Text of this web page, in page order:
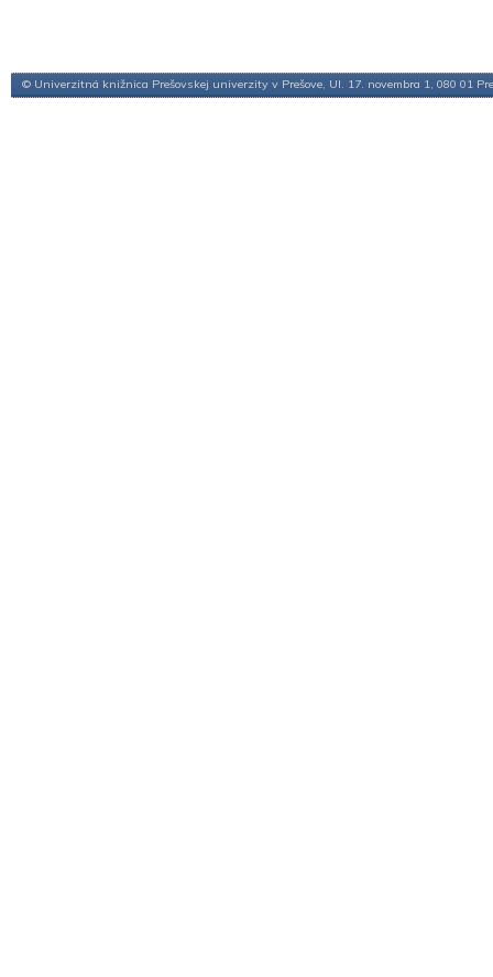
© Univerzitná knižnica Prešovskej univerzity v Prešove, Ul. 17. novembra 1, 080 01